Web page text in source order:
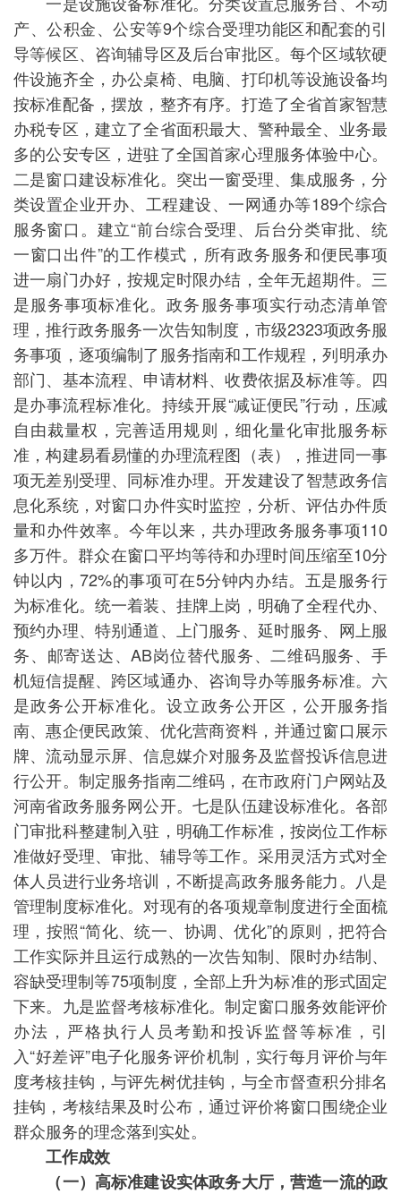
产、公积金、公安等9个综合受理功能区和配套的引
导等候区、咨询辅导区及后台审批区。每个区域软硬
件设施齐全，办公桌椅、电脑、打印机等设施设备均
按标准配备，摆放，整齐有序。打造了全省首家智慧
办税专区，建立了全省面积最大、警种最全、业务最
多的公安专区，进驻了全国首家心理服务体验中心。
二是窗口建设标准化。突出一窗受理、集成服务，分
类设置企业开办、工程建设、一网通办等189个综合
服务窗口。建立“前台综合受理、后台分类审批、统
一窗口出件”的工作模式，所有政务服务和便民事项
进一扇门办好，按规定时限办结，全年无超期件。三
是服务事项标准化。政务服务事项实行动态清单管
理，推行政务服务一次告知制度，市级2323项政务服
务事项，逐项编制了服务指南和工作规程，列明承办
部门、基本流程、申请材料、收费依据及标准等。四
是办事流程标准化。持续开展“减证便民”行动，压减
自由裁量权，完善适用规则，细化量化审批服务标
准，构建易看易懂的办理流程图（表），推进同一事
项无差别受理、同标准办理。开发建设了智慧政务信
息化系统，对窗口办件实时监控，分析、评估办件质
量和办件效率。今年以来，共办理政务服务事项110
多万件。群众在窗口平均等待和办理时间压缩至10分
钟以内，72%的事项可在5分钟内办结。五是服务行
为标准化。统一着装、挂牌上岗，明确了全程代办、
预约办理、特别通道、上门服务、延时服务、网上服
务、邮寄送达、AB岗位替代服务、二维码服务、手
机短信提醒、跨区域通办、咨询导办等服务标准。六
是政务公开标准化。设立政务公开区，公开服务指
南、惠企便民政策、优化营商资料，并通过窗口展示
牌、流动显示屏、信息媒介对服务及监督投诉信息进
行公开。制定服务指南二维码，在市政府门户网站及
河南省政务服务网公开。七是队伍建设标准化。各部
门审批科整建制入驻，明确工作标准，按岗位工作标
准做好受理、审批、辅导等工作。采用灵活方式对全
体人员进行业务培训，不断提高政务服务能力。八是
管理制度标准化。对现有的各项规章制度进行全面梳
理，按照“简化、统一、协调、优化”的原则，把符合
工作实际并且运行成熟的一次告知制、限时办结制、
容缺受理制等75项制度，全部上升为标准的形式固定
下来。九是监督考核标准化。制定窗口服务效能评价
办法，严格执行人员考勤和投诉监督等标准，引
入“好差评”电子化服务评价机制，实行每月评价与年
度考核挂钩，与评先树优挂钩，与全市督查积分排名
挂钩，考核结果及时公布，通过评价将窗口围绕企业
群众服务的理念落到实处。
工作成效
（一）高标准建设实体政务大厅，营造一流的政